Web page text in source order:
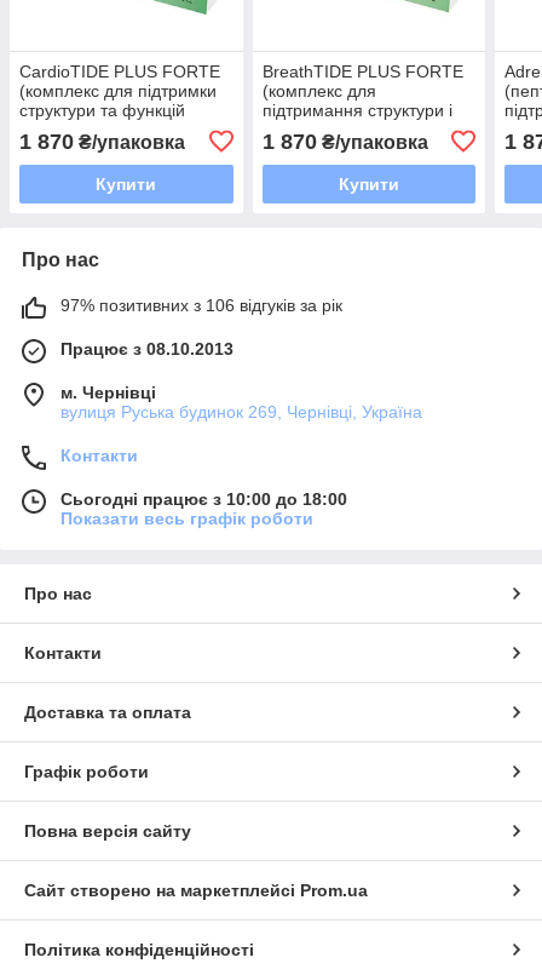
CardioTIDE PLUS FORTE
(комплекс для підтримки
структури та функцій
1 870 ₴/упаковка
Купити
BreathTIDE PLUS FORTE
(комплекс для
підтримання структури і
функцій органів дихання)
1 870₴/упаковка
Купити
1
Про нас
97% позитивних з 106 відгуків за рік
Працює з 08.10.2013
м. Чернівці
вулиця Руська будинок 269, Чернівці, Україна
Контакти
Сьогодні працює з 10:00 до 18:00
Показати весь графік роботи
Про нас
Контакти
Доставка та оплата
Графік роботи
Повна версія сайту
Сайт створено на маркетплейсі Prom.ua
Політика конфіденційності